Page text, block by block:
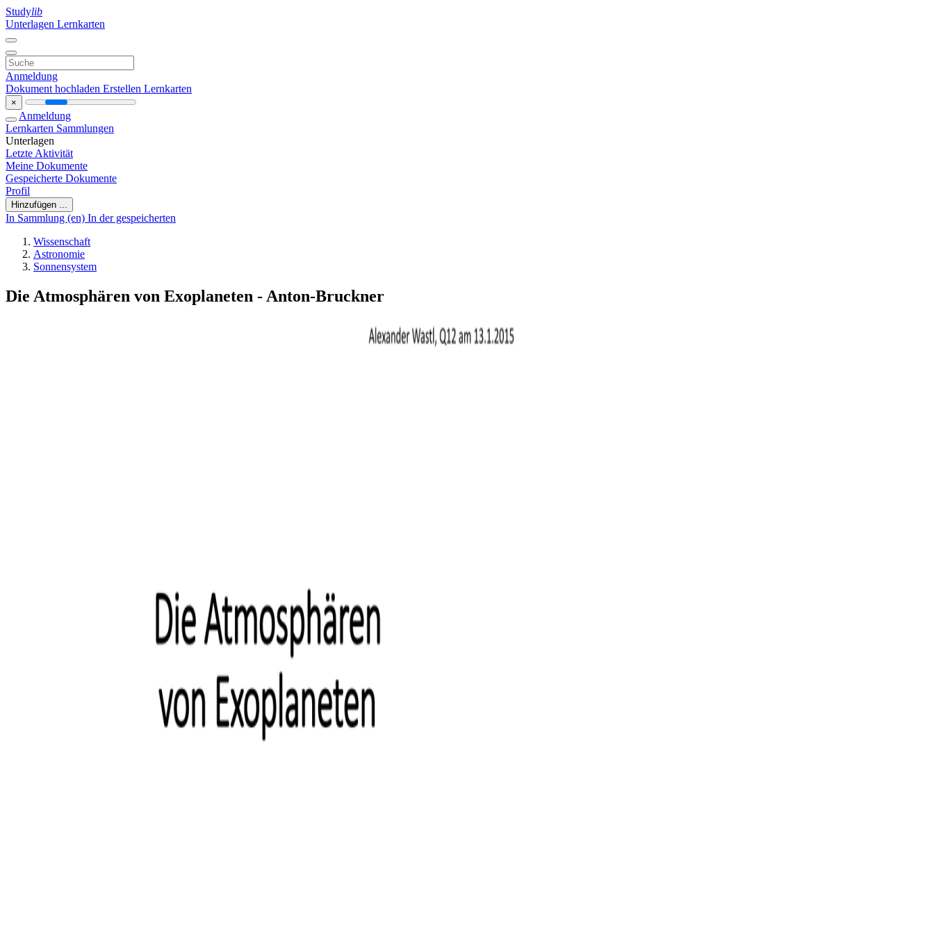
Studylib
Unterlagen Lernkarten
Anmeldung
Dokument hochladen Erstellen Lernkarten
×
Anmeldung
Lernkarten Sammlungen
Unterlagen
Letzte Aktivität
Meine Dokumente
Gespeicherte Dokumente
Profil
Hinzufügen ...
In Sammlung (en) In der gespeicherten
Wissenschaft
Astronomie
Sonnensystem
Die Atmosphären von Exoplaneten - Anton-Bruckner